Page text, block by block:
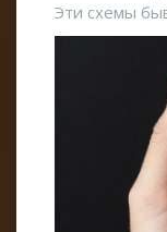
Эти схемы